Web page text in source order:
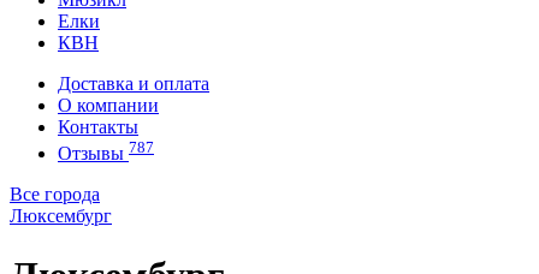
Елки
КВН
Доставка и оплата
О компании
Контакты
Отзывы 787
Все города
Люксембург